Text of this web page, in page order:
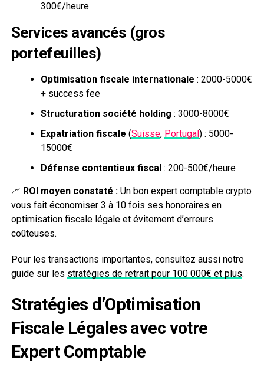
300€/heure
Services avancés (gros
portefeuilles)
Optimisation fiscale internationale : 2000-5000€
+ success fee
Structuration société holding : 3000-8000€
Expatriation fiscale (Suisse, Portugal) : 5000-
15000€
Défense contentieux fiscal: 200-500€/heure
📈 ROI moyen constaté :Un bon expert comptable crypto
vous fait économiser 3 à 10 fois ses honoraires en
optimisation fiscale légale et évitement d’erreurs
coûteuses.
Pour les transactions importantes, consultez aussi notre
guide sur les stratégies de retrait pour 100 000€ et plus.
Stratégies d’Optimisation
Fiscale Légales avec votre
Expert Comptable